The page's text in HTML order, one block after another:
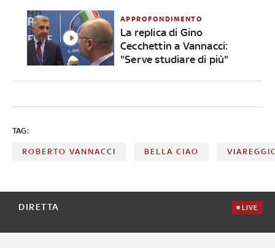
APPROFONDIMENTO
La replica di Gino
Cecchettin a Vannacci:
"Serve studiare di più"
TAG:
ROBERTO VANNACCI BELLA CIAO
DIRETTA LIVE